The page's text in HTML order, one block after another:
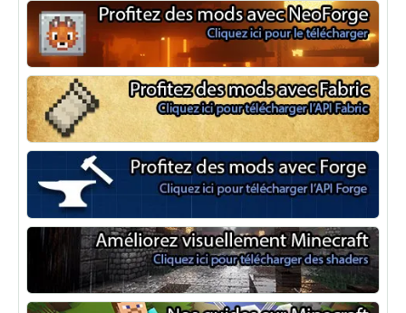
NeoForge
Minecraft Fabric
Minecraft Forge
Shaders Minecraft